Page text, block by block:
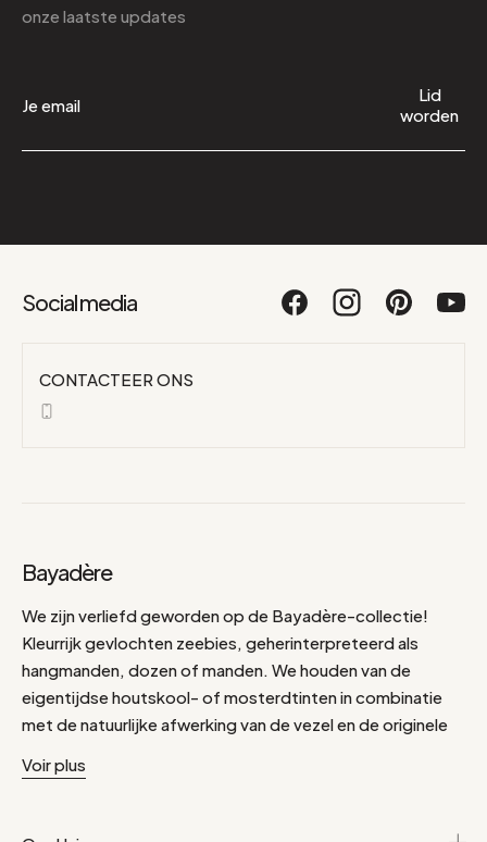
onze laatste updates
Lid
worden
Social media
CONTACTEER ONS
Bayadère
We zijn verliefd geworden op de Bayadère-collectie!
Kleurrijk gevlochten zeebies, geherinterpreteerd als
hangmanden, dozen of manden. We houden van de
eigentijdse houtskool- of mosterdtinten in combinatie
met de natuurlijke afwerking van de vezel en de originele
opbergruimte of zachte verlichting! De Bayadère-
Voir plus